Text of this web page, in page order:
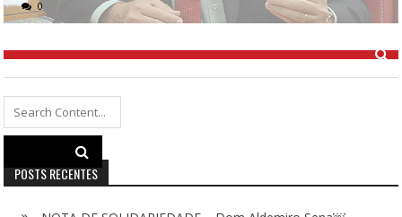
0
Search
for:
POSTS RECENTES